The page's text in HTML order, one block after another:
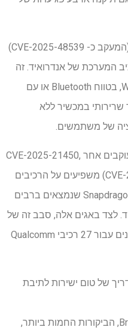
הפגיעות הראשונה בביטחון קריטי (המעקב כ- CVE-2025-48539)
המערכת של אנדרואיד. זה
יכול לשמש תוקף באותה רשת Wi-Fi, בטווח Bluetooth או עם
שרירותי במכשיר ללא
של משתמשים.
שאר הפגמים הקריטיים-חמורים (עוקבים אחר CVE-2025-21450,
CVE-2025-21483 ו- CVE-2025-27034) משפיעים על הרכיבים
הקנייניים של קוואלקום כמו שבבי Snapdragon שנמצאים ברבים
לצד באגים אלה, סבב זה של
עדכוני אבטחה אנדרואיד כולל תיקונים עבור 27 רכיבי Qualcomm
של טום ישירות לתיבת
קבל גישה מיידית ל- Breaking News, הביקורות החמות ביותר,